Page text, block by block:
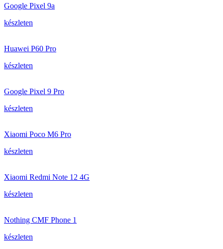
Google Pixel 9a
készleten
Huawei P60 Pro
készleten
Google Pixel 9 Pro
készleten
Xiaomi Poco M6 Pro
készleten
Xiaomi Redmi Note 12 4G
készleten
Nothing CMF Phone 1
készleten